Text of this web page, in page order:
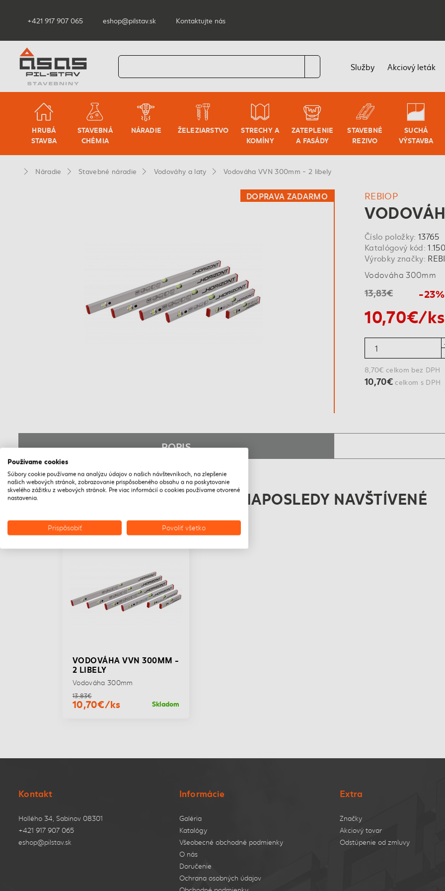
+421 917 907 065 eshop@pilstav.sk Kontaktujte nás
Služby Akciový leták
HRUBÁ
STAVBA
STAVEBNÁ
CHÉMIA
NÁRADIE ŽELEZIARSTVO
STRECHY A
KOMÍNY
ZATEPLENIE
A FASÁDY
STAVEBNÉ
REZIVO
SUCHÁ
VÝSTAVBA
Náradie Stavebné náradie Vodováhy a laty Vodováha VVN 300mm - 2 libely
DOPRAVA ZADARMO REBIOP
Číslo položky: 13765
Katalógový kód:
Výrobky značky:
Vodováha 300mm
13,83€ -23%
10,70€/ks
8,70€ celkom bez DPH
10,70€celkom s DPH
POPIS
NAPOSLEDY NAVŠTÍVENÉ
DOPRAVA ZADARMO
VODOVÁHA VVN 300MM -
2 LIBELY
Vodováha 300mm
13,83€
10,70€/ks Skladom
Kontakt
Hollého 34, Sabinov 08301
+421 917 907 065
eshop@pilstav.sk
Informácie
Galéria
Katalógy
Všeobecné obchodné podmienky
O nás
Doručenie
Ochrana osobných údajov
Extra
Značky
Akciový tovar
Odstúpenie od zmluvy
Používame cookies
Súbory cookie používame na analýzu údajov o našich návštevníkoch, na zlepšenie
našich webových stránok, zobrazovanie prispôsobeného obsahu a na poskytovanie
skvelého zážitku z webových stránok. Pre viac informácií o cookies používame otvorené
nastavenia.
Prispôsobiť Povoliť všetko